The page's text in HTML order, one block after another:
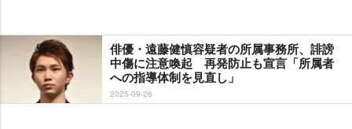
俳優・遠藤健慎容疑者の所属事務所、誹謗
中傷に注意喚起 再発防止も宣言「所属者
への指導体制を見直し」
2025-09-26